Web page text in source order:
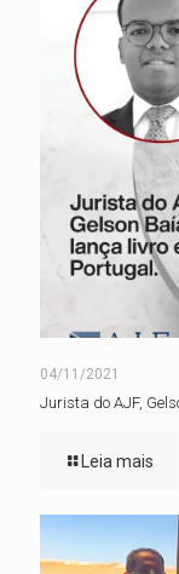
04/11/2021
Jurista do AJF,
Leia mais